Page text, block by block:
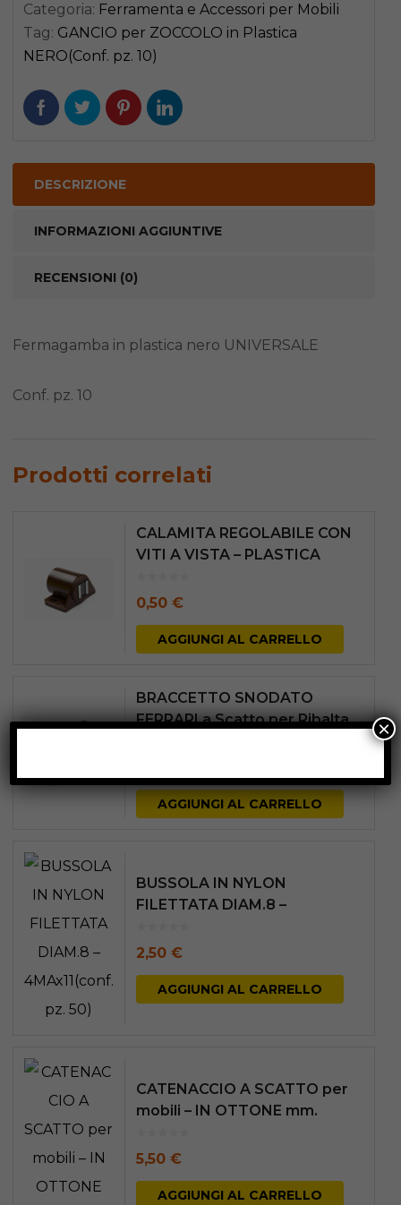
10)
quantità
Categoria: Ferramenta e Accessori per Mobili
Tag: GANCIO per ZOCCOLO in Plastica
NERO(Conf. pz. 10)
DESCRIZIONE
INFORMAZIONI AGGIUNTIVE
RECENSIONI (0)
Fermagamba in plastica nero UNIVERSALE
Conf. pz. 10
Prodotti correlati
CALAMITA REGOLABILE CON
VITI A VISTA – PLASTICA
0,50 €
AGGIUNGI AL CARRELLO
BRACCETTO SNODATO
FERRARI a Scatto per Ribalta
AGGIUNGI AL CARRELLO
BUSSOLA IN NYLON
FILETTATA DIAM.8 –
2,50 €
AGGIUNGI AL CARRELLO
CATENACCIO A SCATTO per
mobili – IN OTTONE mm.
5,50 €
AGGIUNGI AL CARRELLO
×